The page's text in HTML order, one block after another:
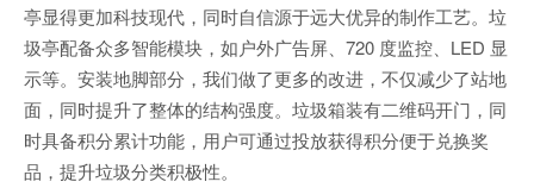
亭显得更加科技现代，同时自信源于远大优异的制作工艺。垃
圾亭配备众多智能模块，如户外广告屏、720 度监控、LED 显
示等。安装地脚部分，我们做了更多的改进，不仅减少了站地
面，同时提升了整体的结构强度。垃圾箱装有二维码开门，同
时具备积分累计功能，用户可通过投放获得积分便于兑换奖
品，提升垃圾分类积极性。